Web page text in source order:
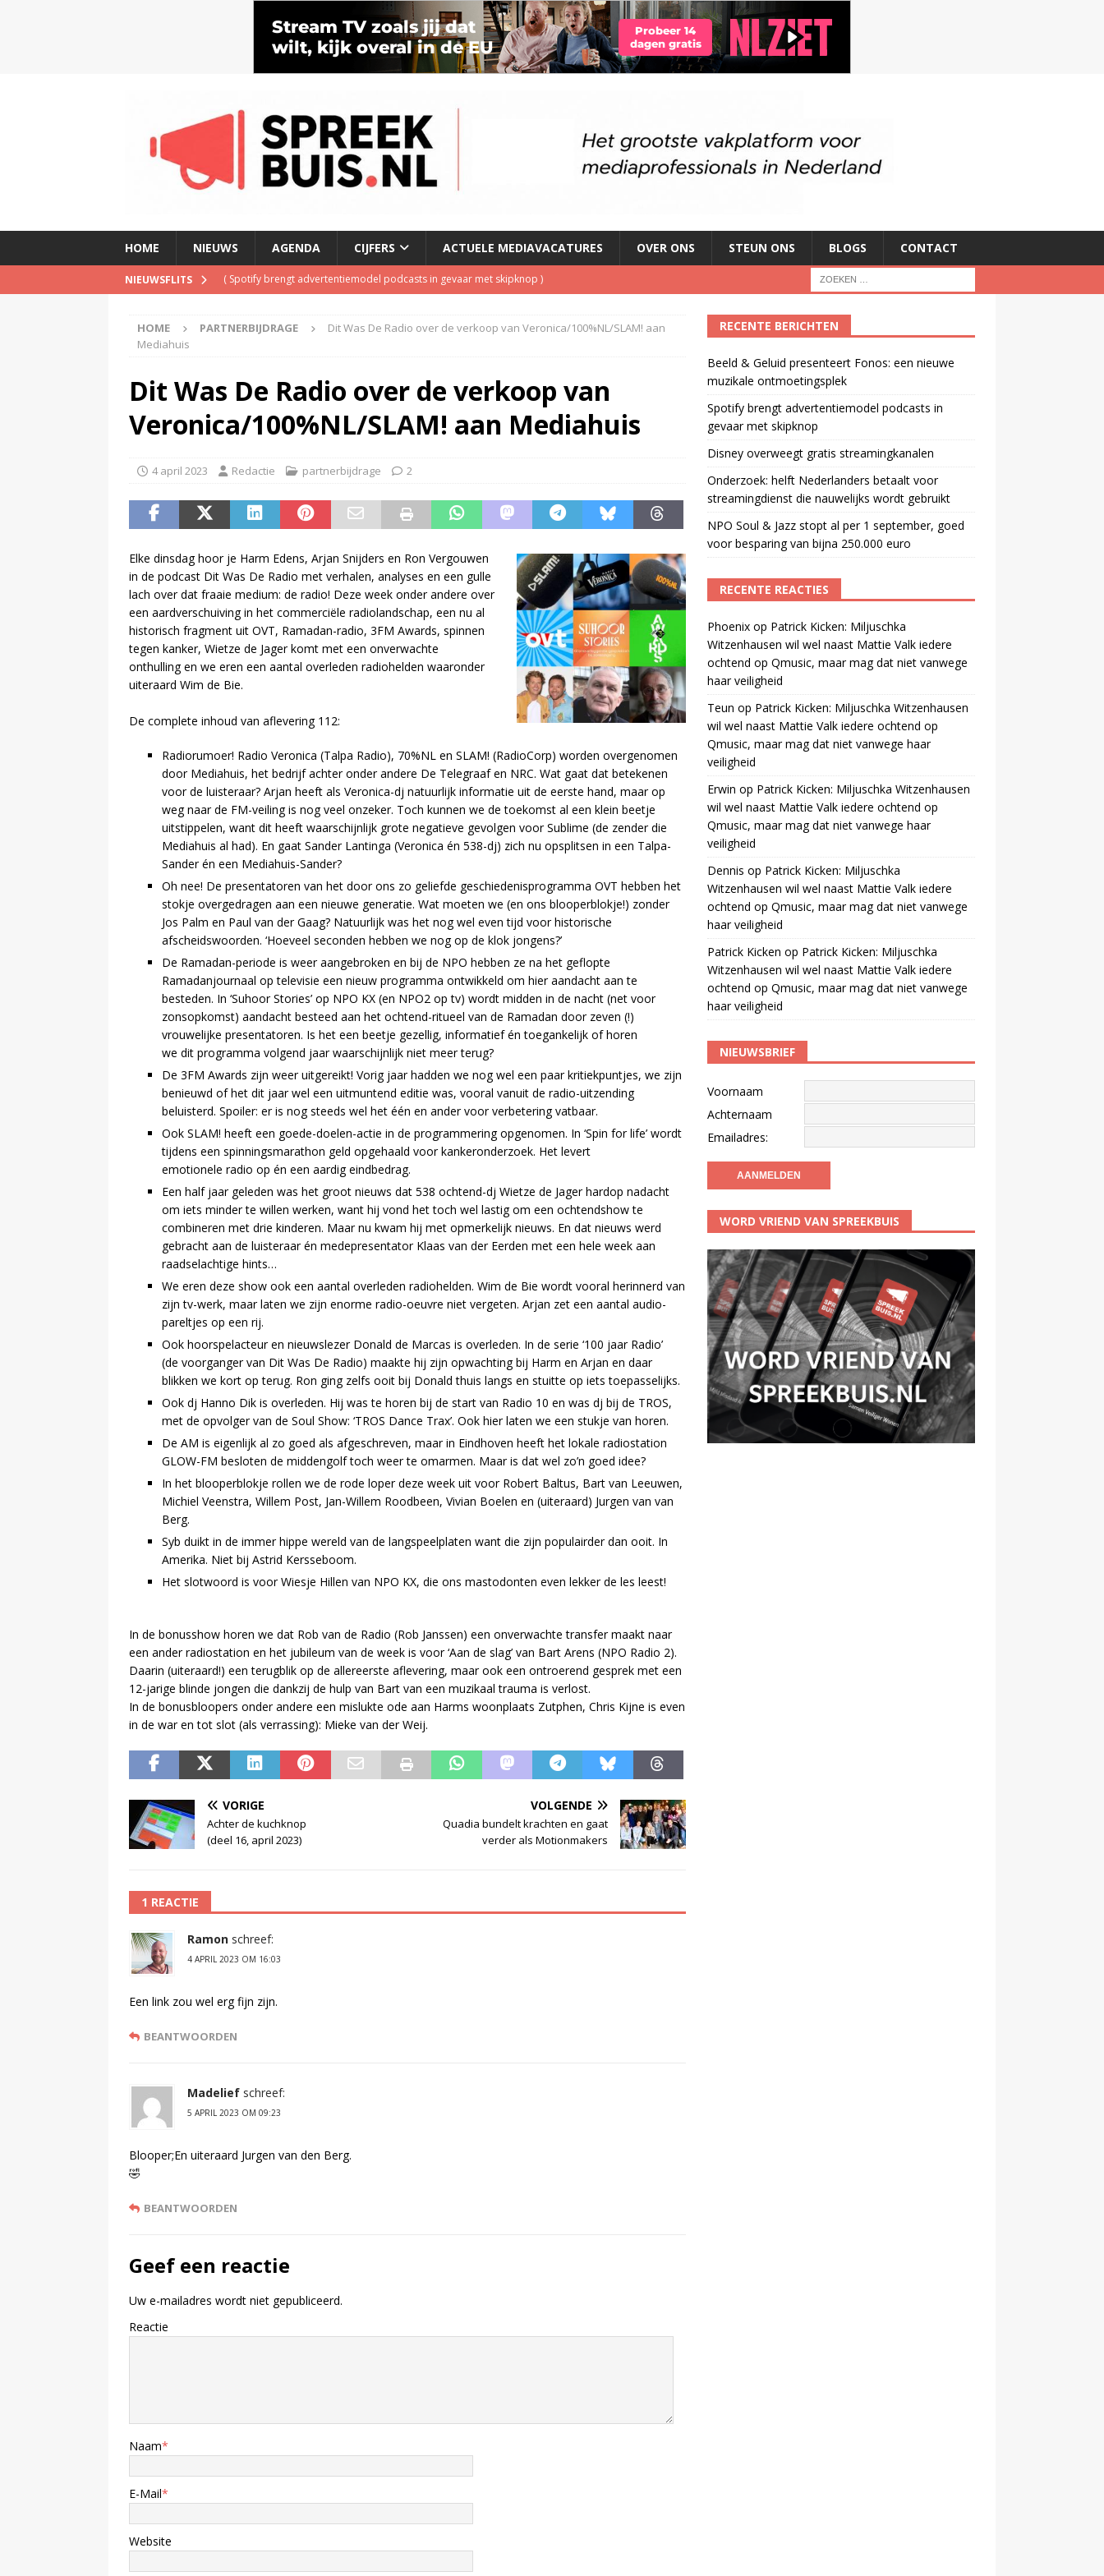
HOME NIEUWS AGENDA CIJFERS ACTUELE MEDIAVACATURES OVER ONS STEUN ONS BLOGS CONTACT
NIEUWSFLITS ( Spotify brengt advertentiemodel podcasts in gevaar met skipknop )
(Disney overweegt gratis streamingkanalen)
HOME PARTNERBIJDRAGE
Dit Was De Radio over de verkoop van Veronica/100%NL/SLAM! aan
Mediahuis
Dit Was De Radio over de verkoop van
Veronica/100%NL/SLAM! aan Mediahuis
4 april 2023 Redactie partnerbijdrage 2
Elke dinsdag hoor je Harm Edens, Arjan Snijders en Ron Vergouwen
in de podcast Dit Was De Radio met verhalen, analyses en een gulle
lach over dat fraaie medium: de radio! Deze week onder andere over
een aardverschuiving in het commerciële radiolandschap, een nu al
historisch fragment uit OVT, Ramadan-radio, 3FM Awards, spinnen
tegen kanker, Wietze de Jager komt met een onverwachte
onthulling en we eren een aantal overleden radiohelden waaronder
uiteraard Wim de Bie.
De complete inhoud van aflevering 112:
Radiorumoer! Radio Veronica (Talpa Radio), 70%NL en SLAM! (RadioCorp) worden overgenomen
door Mediahuis, het bedrijf achter onder andere De Telegraaf en NRC. Wat gaat dat betekenen
voor de luisteraar? Arjan heeft als Veronica-dj natuurlijk informatie uit de eerste hand, maar op
weg naar de FM-veiling is nog veel onzeker. Toch kunnen we de toekomst al een klein beetje
uitstippelen, want dit heeft waarschijnlijk grote negatieve gevolgen voor Sublime (de zender die
Mediahuis al had). En gaat Sander Lantinga (Veronica én 538-dj) zich nu opsplitsen in een Talpa-
Sander én een Mediahuis-Sander?
Oh nee! De presentatoren van het door ons zo geliefde geschiedenisprogramma OVT hebben het
stokje overgedragen aan een nieuwe generatie. Wat moeten we (en ons blooperblokje!) zonder
Jos Palm en Paul van der Gaag? Natuurlijk was het nog wel even tijd voor historische
afscheidswoorden. ‘Hoeveel seconden hebben we nog op de klok jongens?’
De Ramadan-periode is weer aangebroken en bij de NPO hebben ze na het geflopte
Ramadanjournaal op televisie een nieuw programma ontwikkeld om hier aandacht aan te
besteden. In ‘Suhoor Stories’ op NPO KX (en NPO2 op tv) wordt midden in de nacht (net voor
zonsopkomst) aandacht besteed aan het ochtend-ritueel van de Ramadan door zeven (!)
vrouwelijke presentatoren. Is het een beetje gezellig, informatief én toegankelijk of horen
we dit programma volgend jaar waarschijnlijk niet meer terug?
De 3FM Awards zijn weer uitgereikt! Vorig jaar hadden we nog wel een paar kritiekpuntjes, we zijn
benieuwd of het dit jaar wel een uitmuntend editie was, vooral vanuit de radio-uitzending
beluisterd. Spoiler: er is nog steeds wel het één en ander voor verbetering vatbaar.
Ook SLAM! heeft een goede-doelen-actie in de programmering opgenomen. In ‘Spin for life’ wordt
tijdens een spinningsmarathon geld opgehaald voor kankeronderzoek. Het levert
emotionele radio op én een aardig eindbedrag.
Een half jaar geleden was het groot nieuws dat 538 ochtend-dj Wietze de Jager hardop nadacht
om iets minder te willen werken, want hij vond het toch wel lastig om een ochtendshow te
combineren met drie kinderen. Maar nu kwam hij met opmerkelijk nieuws. En dat nieuws werd
gebracht aan de luisteraar én medepresentator Klaas van der Eerden met een hele week aan
raadselachtige hints…
We eren deze show ook een aantal overleden radiohelden. Wim de Bie wordt vooral herinnerd van
zijn tv-werk, maar laten we zijn enorme radio-oeuvre niet vergeten. Arjan zet een aantal audio-
pareltjes op een rij.
Ook hoorspelacteur en nieuwslezer Donald de Marcas is overleden. In de serie ‘100 jaar Radio’
(de voorganger van Dit Was De Radio) maakte hij zijn opwachting bij Harm en Arjan en daar
blikken we kort op terug. Ron ging zelfs ooit bij Donald thuis langs en stuitte op iets toepasselijks.
Ook dj Hanno Dik is overleden. Hij was te horen bij de start van Radio 10 en was dj bij de TROS,
met de opvolger van de Soul Show: ‘TROS Dance Trax’. Ook hier laten we een stukje van horen.
De AM is eigenlijk al zo goed als afgeschreven, maar in Eindhoven heeft het lokale radiostation
GLOW-FM besloten de middengolf toch weer te omarmen. Maar is dat wel zo’n goed idee?
In het blooperblokje rollen we de rode loper deze week uit voor Robert Baltus, Bart van Leeuwen,
Michiel Veenstra, Willem Post, Jan-Willem Roodbeen, Vivian Boelen en (uiteraard) Jurgen van van
Berg.
Syb duikt in de immer hippe wereld van de langspeelplaten want die zijn populairder dan ooit. In
Amerika. Niet bij Astrid Kersseboom.
Het slotwoord is voor Wiesje Hillen van NPO KX, die ons mastodonten even lekker de les leest!
In de bonusshow horen we dat Rob van de Radio (Rob Janssen) een onverwachte transfer maakt naar
een ander radiostation en het jubileum van de week is voor ‘Aan de slag’ van Bart Arens (NPO Radio 2).
Daarin (uiteraard!) een terugblik op de allereerste aflevering, maar ook een ontroerend gesprek met een
12-jarige blinde jongen die dankzij de hulp van Bart van een muzikaal trauma is verlost.
In de bonusbloopers onder andere een mislukte ode aan Harms woonplaats Zutphen, Chris Kijne is even
in de war en tot slot (als verrassing): Mieke van der Weij.
VORIGE
Achter de kuchknop
(deel 16, april 2023)
VOLGENDE
Quadia bundelt krachten en gaat
verder als Motionmakers
1 REACTIE
Ramon schreef:
4 APRIL 2023 OM 16:03
Een link zou wel erg fijn zijn.
BEANTWOORDEN
Madelief schreef:
5 APRIL 2023 OM 09:23
Blooper;En uiteraard Jurgen van den Berg.
🤣
BEANTWOORDEN
Geef een reactie
Uw e-mailadres wordt niet gepubliceerd.
Reactie
Naam*
E-Mail*
Website
RECENTE BERICHTEN
Beeld & Geluid presenteert Fonos: een nieuwe
muzikale ontmoetingsplek
Spotify brengt advertentiemodel podcasts in
gevaar met skipknop
Disney overweegt gratis streamingkanalen
Onderzoek: helft Nederlanders betaalt voor
streamingdienst die nauwelijks wordt gebruikt
NPO Soul & Jazz stopt al per 1 september, goed
voor besparing van bijna 250.000 euro
RECENTE REACTIES
Phoenixop Patrick Kicken: Miljuschka
Witzenhausen wil wel naast Mattie Valk iedere
ochtend op Qmusic, maar mag dat niet vanwege
haar veiligheid
Teun op Patrick Kicken: Miljuschka Witzenhausen
wil wel naast Mattie Valk iedere ochtend op
Qmusic, maar mag dat niet vanwege haar
veiligheid
Erwin op Patrick Kicken: Miljuschka Witzenhausen
wil wel naast Mattie Valk iedere ochtend op
Qmusic, maar mag dat niet vanwege haar
veiligheid
Dennis op Patrick Kicken: Miljuschka
Witzenhausen wil wel naast Mattie Valk iedere
ochtend op Qmusic, maar mag dat niet vanwege
haar veiligheid
Patrick Kicken op Patrick Kicken: Miljuschka
Witzenhausen wil wel naast Mattie Valk iedere
ochtend op Qmusic, maar mag dat niet vanwege
haar veiligheid
NIEUWSBRIEF
Voornaam
Achternaam
Emailadres:
WORD VRIEND VAN SPREEKBUIS